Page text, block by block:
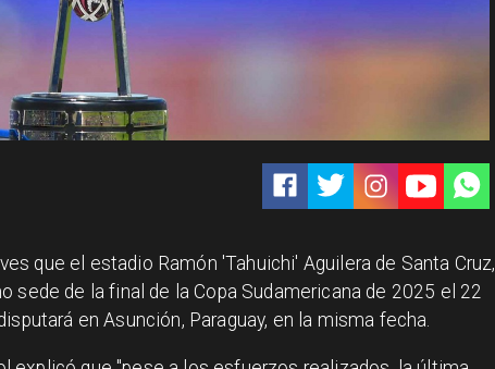
que el estadio Ramón 'Tahuichi' Aguilera de Santa Cruz,
sede de la final de la Copa Sudamericana de 2025 el 22
en Asunción, Paraguay, en la misma fecha.